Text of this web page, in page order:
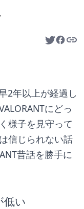
2年以上が経過し
にどっ
様子を見守って
信じられない話
昔話を勝手に
低い